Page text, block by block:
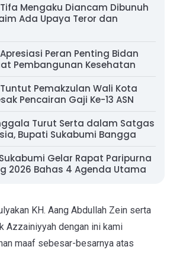
Mengaku Diancam Dibunuh
Ada Upaya Teror dan
Peran Penting Bidan
Pembangunan Kesehatan
Pemakzulan Wali Kota
Pencairan Gaji Ke-13 ASN
Turut Serta dalam Satgas
Bupati Sukabumi Bangga
Gelar Rapat Paripurna
2026 Bahas 4 Agenda Utama
KH. Aang Abdullah Zein serta
Azzainiyyah dengan ini kami
maaf sebesar-besarnya atas